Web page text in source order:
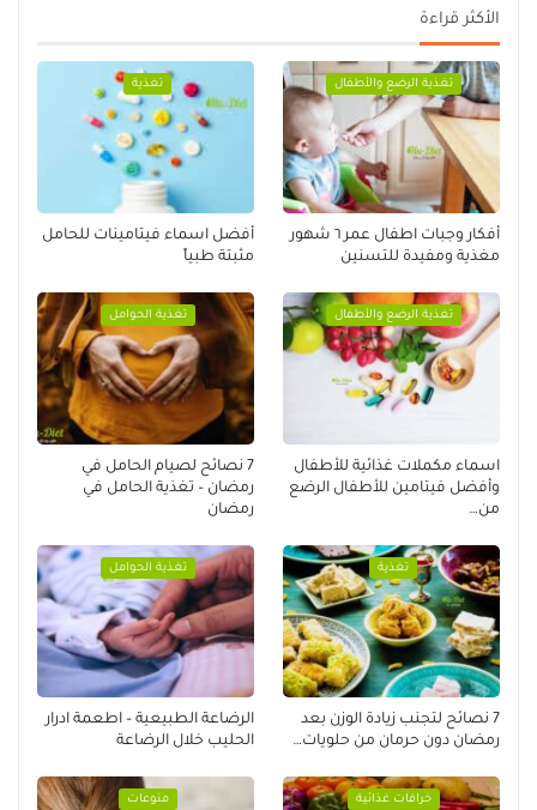
الأكثر قراءة
تغذية الرضع والأطفال
أفكار وجبات اطفال عمر ٦ شهور
مغذية ومفيدة للتسنين
تغذية
أفضل اسماء فيتامينات للحامل
مثبتة طبياً
تغذية الرضع والأطفال
اسماء مكملات غذائية للأطفال
وأفضل فيتامين للأطفال الرضع
من…
تغذية الحوامل
7 نصائح لصيام الحامل في
رمضان – تغذية الحامل في
رمضان
تغذية
7 نصائح لتجنب زيادة الوزن بعد
رمضان دون حرمان من حلويات…
تغذية الحوامل
الرضاعة الطبيعية – اطعمة ادرار
الحليب خلال الرضاعة
خرافات غذائية منوعات